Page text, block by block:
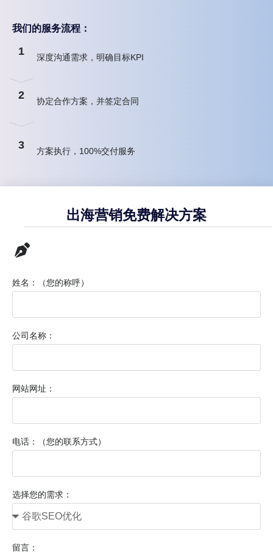
我们的服务流程：
1
深度沟通需求，明确目标KPI
2
协定合作方案，并签定合同
3
方案执行，100%交付服务
出海营销免费解决方案
姓名：（您的称呼）
公司名称：
网站网址：
电话：（您的联系方式）
选择您的需求：
留言：